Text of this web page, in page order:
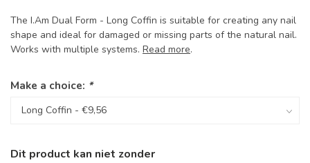
The I.Am Dual Form - Long Coffin is suitable for creating any nail
shape and ideal for damaged or missing parts of the natural nail.
Works with multiple systems. Read more.
Make a choice: *
Dit product kan niet zonder